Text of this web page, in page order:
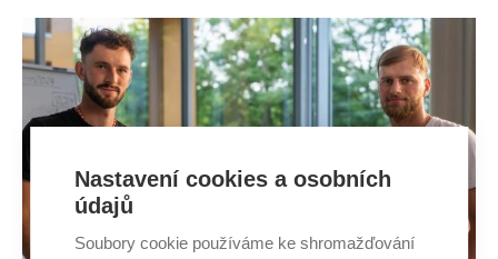
multimédia až ke specifické podobě art protis – textilnímu
Nastavení cookies a osobních
údajů
Soubory cookie používáme ke shromažďování